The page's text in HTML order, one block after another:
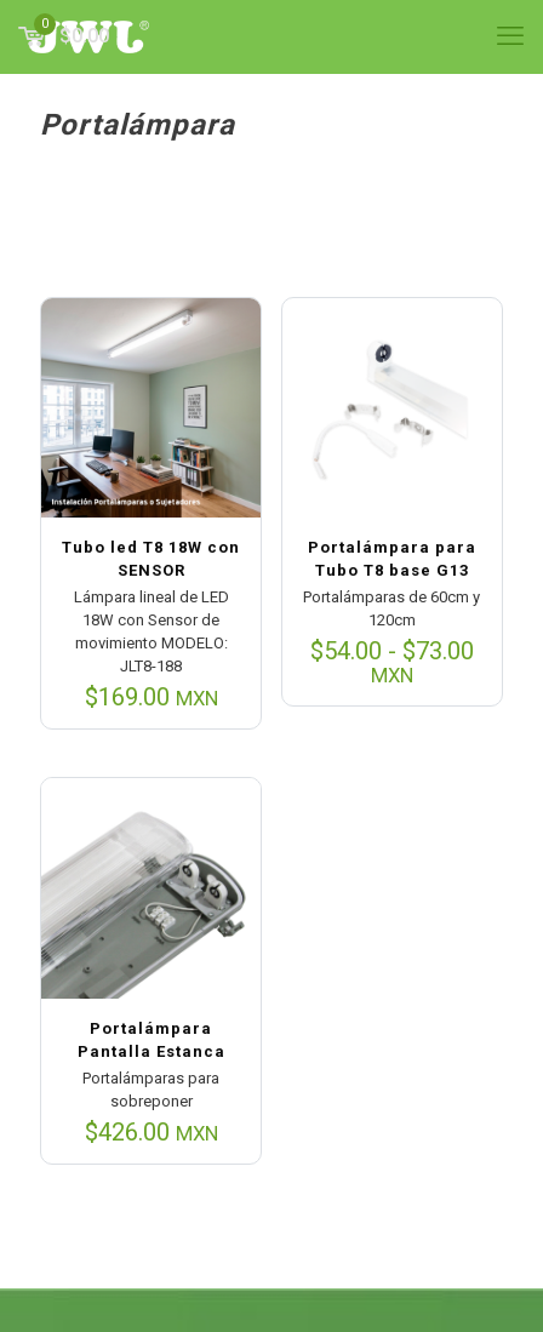
0
$0.00
Portalámpara
Tubo led T8 18W con
SENSOR
Lámpara lineal de LED
18W con Sensor de
movimiento MODELO:
JLT8-188
$169.00 MXN
Portalámpara para
Tubo T8 base G13
Portalámparas de 60cm y
120cm
$54.00 - $73.00Rango
MXN
Portalámpara
Pantalla Estanca
Portalámparas para
sobreponer
$426.00 MXN